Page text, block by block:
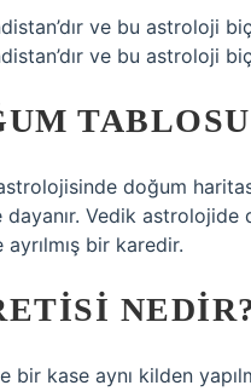
ve bu astroloji
ve bu astroloji
doğum
Vedik
bir karedir.
kase aynı kilden